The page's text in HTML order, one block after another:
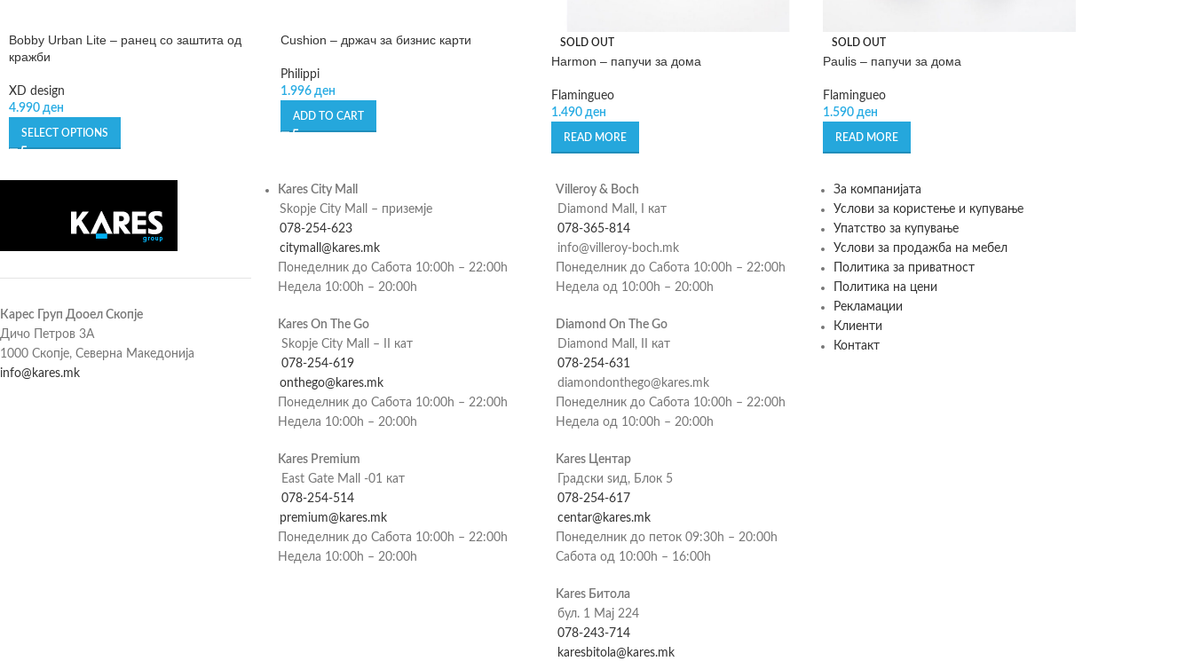
Bobby Urban Lite – ранец со заштита од
кражби
XD design
4.990 ден
SELECT OPTIONS
Cushion – држач за бизнис карти
Philippi
1.996 ден
ADD TO CART
SOLD OUT
Harmon – папучи за дома
Flamingueo
1.490 ден
READ MORE
SOLD OUT
Paulis – папучи за дома
Flamingueo
1.590 ден
READ MORE
Карес Груп Дооел Скопје
Дичо Петров 3А
1000 Скопје, Северна Македонија
info@kares.mk
Kares City Mall
Skopje City Mall – приземје
078-254-623
citymall@kares.mk
Понеделник до Сабота 10:00h – 22:00h
Недела 10:00h – 20:00h
Kares On The Go
Skopje City Mall – II кат
078-254-619
onthego@kares.mk
Понеделник до Сабота 10:00h – 22:00h
Недела 10:00h – 20:00h
Kares Premium
East Gate Mall -01 кат
078-254-514
premium@kares.mk
Понеделник до Сабота 10:00h – 22:00h
Недела 10:00h – 20:00h
Villeroy & Boch
Diamond Mall, I кат
078-365-814
info@villeroy-boch.mk
Понеделник до Сабота 10:00h – 22:00h
Недела од 10:00h – 20:00h
Diamond On The Go
Diamond Mall, II кат
078-254-631
diamondonthego@kares.mk
Понеделник до Сабота 10:00h – 22:00h
Недела од 10:00h – 20:00h
Kares Центар
Градски ѕид, Блок 5
078-254-617
centar@kares.mk
Понеделник до петок 09:30h – 20:00h
Сабота од 10:00h – 16:00h
Kares Битола
бул. 1 Мај 224
078-243-714
karesbitola@kares.mk
За компанијата
Услови за користење и купување
Упатство за купување
Услови за продажба на мебел
Политика за приватност
Политика на цени
Рекламации
Клиенти
Контакт